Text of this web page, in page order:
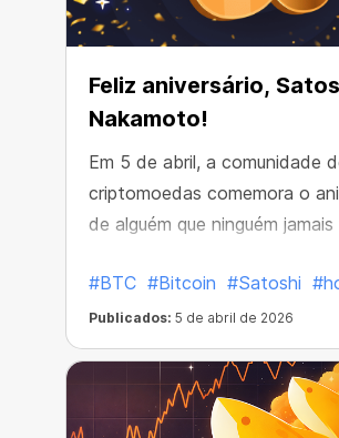
Feliz aniversário,
Nakamoto!
Em 5 de abril, a comunidade
criptomoedas comemora o
de alguém que ninguém
#BTC #Bitcoin #Satoshi
Publicados: 5 de abril de 2026